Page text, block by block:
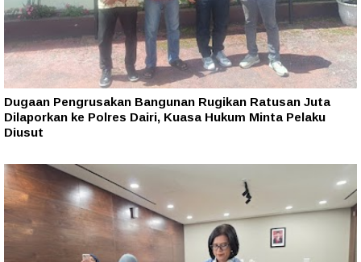
Dugaan Pengrusakan Bangunan Rugikan Ratusan Juta
Dilaporkan ke Polres Dairi, Kuasa Hukum Minta Pelaku
Diusut